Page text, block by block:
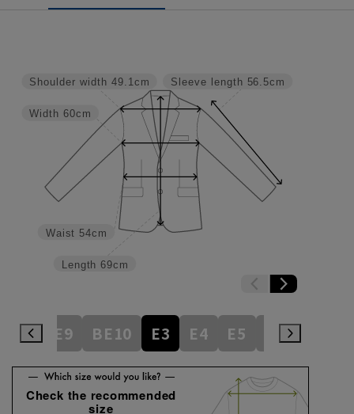
Sleeve length 56.5cm
Length 69cm
Waist 54cm
Width 60cm
Shoulder width 49.1cm
BE9 BE10 E3 E4 E5 E6
Check the recommended
size